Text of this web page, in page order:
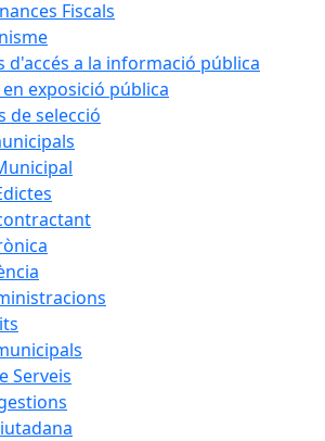
Fiscals
d'accés a la informació pública
exposició pública
de selecció
Serveis